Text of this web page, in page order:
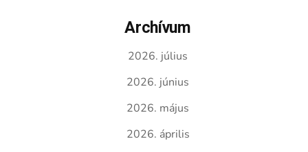
Archívum
2026. július
2026. június
2026. május
2026. április